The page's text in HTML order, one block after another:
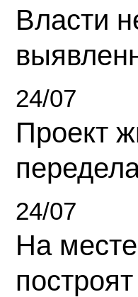
Власти
24/07
Проект
24/07
На